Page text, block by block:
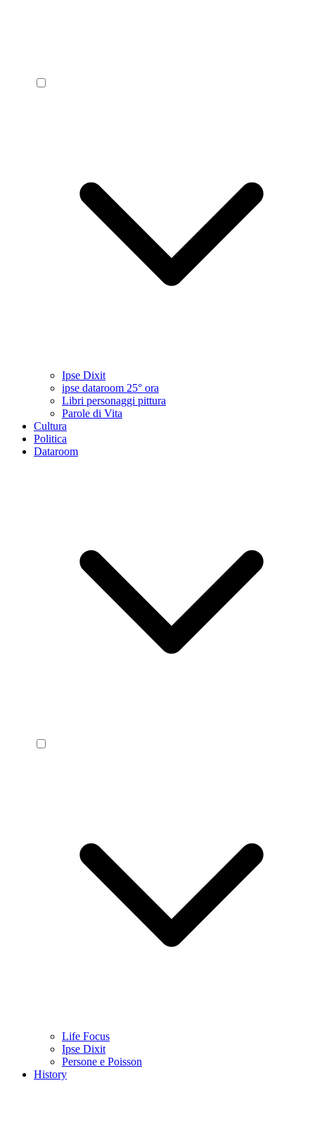
Ipse Dixit
ipse dataroom 25° ora
Libri personaggi pittura
Parole di Vita
Cultura
Politica
Dataroom
Life Focus
Ipse Dixit
Persone e Poisson
History